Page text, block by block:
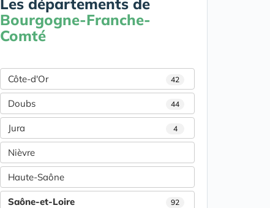
Les départements de
Bourgogne-Franche-
Comté
Côte-d'Or 42
Doubs 44
Jura 4
Nièvre
Haute-Saône
Saône-et-Loire 92